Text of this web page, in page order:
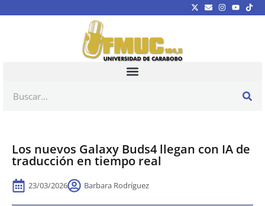
Los nuevos Galaxy Buds4 llegan con IA de
traducción en tiempo real
23/03/2026 Barbara Rodríguez